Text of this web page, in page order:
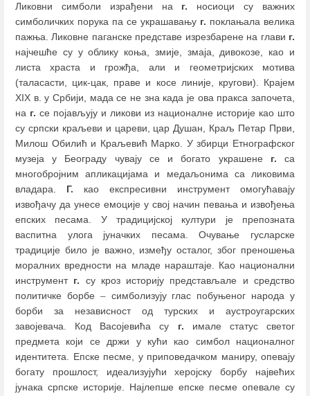
Ликовни симболи израђени на г. носиоци су важних
симболичких порука па се украшавању г. поклањала велика
пажња. Ликовне паганске представе изрезбарене на глави г.
најчешће су у облику коња, змије, змаја, дивокозе, као и
листа храста и грожђа, али и геометријских мотива
(таласасти, цик-цак, праве и косе линије, кругови). Крaјем
XIX в. у Србији, мада се не зна када је ова пракса започета,
на г. се појављују и ликови из националне историје као што
су српски краљеви и цареви, цар Душан, Краљ Петар Први,
Милош Обилић и Краљевић Марко. У збирци Етнографског
музеја у Београду чувају се и богато украшене г. са
многобројним апликацијама и медаљонима са ликовима
владара. Г. као експресивни инструмент омогућавају
извођачу да унесе емоције у свој начин певања и извођења
епских песама. У традицијској култури је препозната
васпитна улога јуначких песама. Очување гусларске
традиције било је важно, између осталог, због преношења
моралних вредности на младе нараштаје. Као национални
инструмент г. су кроз историју представљале и средство
политичке борбе –симболизују глас побуњеног народа у
борби за независност од турских и аустроугарских
завојевача. Код Васојевића су г. имале статус светог
предмета који се држи у кући као симбол националног
идентитета. Епске песме, у приповедачком маниру, опевају
богату прошлост, идеализујући херојску борбу највећих
јунака српске историје. Најлепше епске песме опевале су